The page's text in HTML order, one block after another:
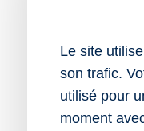
de
Un
Le site
son trafic.
utilisé pour
moment